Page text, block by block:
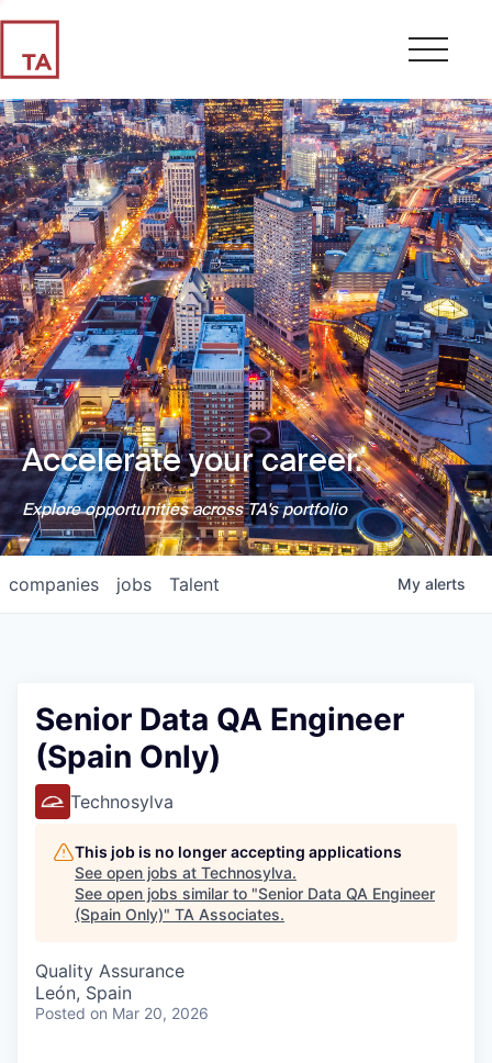
Accelerate your career.
Explore opportunities across TA's portfolio
jobs
companies Talent My alerts
Senior Data QA Engineer
(Spain Only)
Technosylva
This job is no longer accepting applications
See open jobs at Technosylva.
See open jobs similar to "Senior Data QA Engineer
(Spain Only)" TA Associates.
Quality Assurance
León, Spain
Posted on Mar 20, 2026